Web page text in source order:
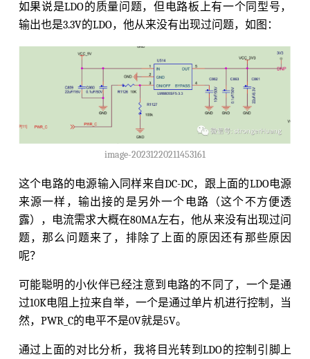
如果说是LDO的质量问题，但电路板上有一个同型号，
输出也是3.3V的LDO，他从来没有出现过问题，如图：
image-20231220211453161
这个电路的电源输入同样来自DC-DC，跟上面的LDO电源
来源一样，输出接的是另外一个电路（这个不方便透
露），电流需求大概在80MA左右，他从来没有出现过问
题，那么问题来了，排除了上面的原因还有那些原因
呢？
可能聪明的小伙伴已经注意到电路的不同了，一个是通
过10K电阻上拉来自举，一个是通过单片机进行控制，当
然，PWR_C的电平不是0V就是5V。
通过上面的对比分析，我将目光转到LDO的控制引脚上